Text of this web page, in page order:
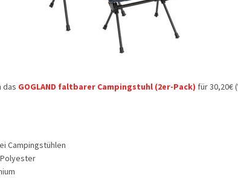
das GOGLAND faltbarer Campingstuhl (2er-Pack) für 30,20€
Campingstühlen